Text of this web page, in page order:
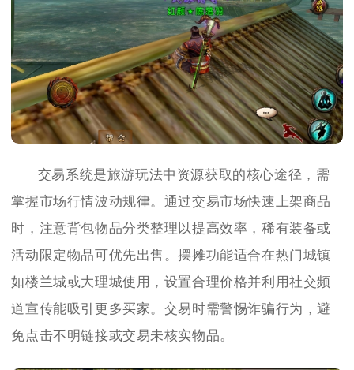
交易系统是旅游玩法中资源获取的核心途径，需
掌握市场行情波动规律。通过交易市场快速上架商品
时，注意背包物品分类整理以提高效率，稀有装备或
活动限定物品可优先出售。摆摊功能适合在热门城镇
如楼兰城或大理城使用，设置合理价格并利用社交频
道宣传能吸引更多买家。交易时需警惕诈骗行为，避
免点击不明链接或交易未核实物品。